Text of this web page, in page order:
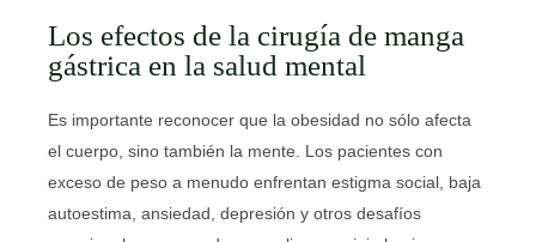
Los efectos de la cirugía de manga
gástrica en la salud mental
Es importante reconocer que la obesidad no sólo afecta
el cuerpo, sino también la mente. Los pacientes con
exceso de peso a menudo enfrentan estigma social, baja
autoestima, ansiedad, depresión y otros desafíos